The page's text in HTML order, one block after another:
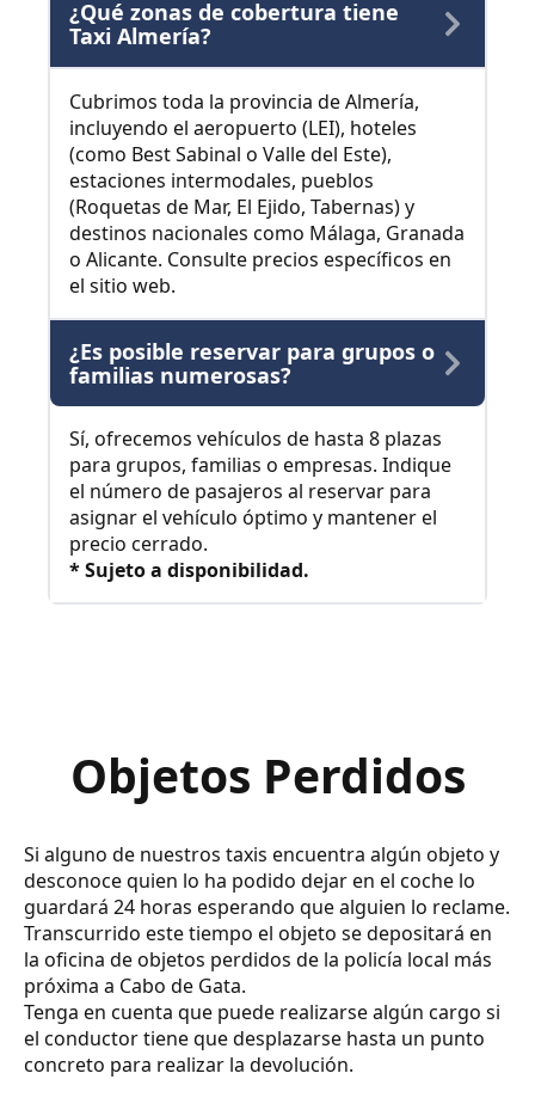
¿Qué zonas de cobertura tiene
Taxi Almería?
Cubrimos toda la provincia de Almería,
incluyendo el aeropuerto (LEI), hoteles
(como Best Sabinal o Valle del Este),
estaciones intermodales, pueblos
(Roquetas de Mar, El Ejido, Tabernas) y
destinos nacionales como Málaga, Granada
o Alicante. Consulte precios específicos en
el sitio web.
¿Es posible reservar para grupos o
familias numerosas?
Sí, ofrecemos vehículos de hasta 8 plazas
para grupos, familias o empresas. Indique
el número de pasajeros al reservar para
asignar el vehículo óptimo y mantener el
precio cerrado.
* Sujeto a disponibilidad.
Objetos Perdidos
Si alguno de nuestros taxis encuentra algún objeto y
desconoce quien lo ha podido dejar en el coche lo
guardará 24 horas esperando que alguien lo reclame.
Transcurrido este tiempo el objeto se depositará en
la oficina de objetos perdidos de la policía local más
próxima a Cabo de Gata.
Tenga en cuenta que puede realizarse algún cargo si
el conductor tiene que desplazarse hasta un punto
concreto para realizar la devolución.